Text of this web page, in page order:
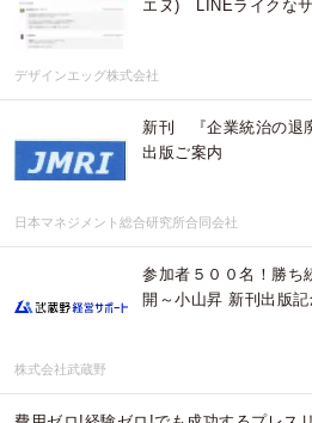
エヌ) LINEライクな
デザインエッグ株式会社
新刊 『企業統治の退
出版ご案内
日本マネジメント総合研究所合同会社
参加者５００名！勝ち
開～小山昇 新刊出版
株式会社武蔵野